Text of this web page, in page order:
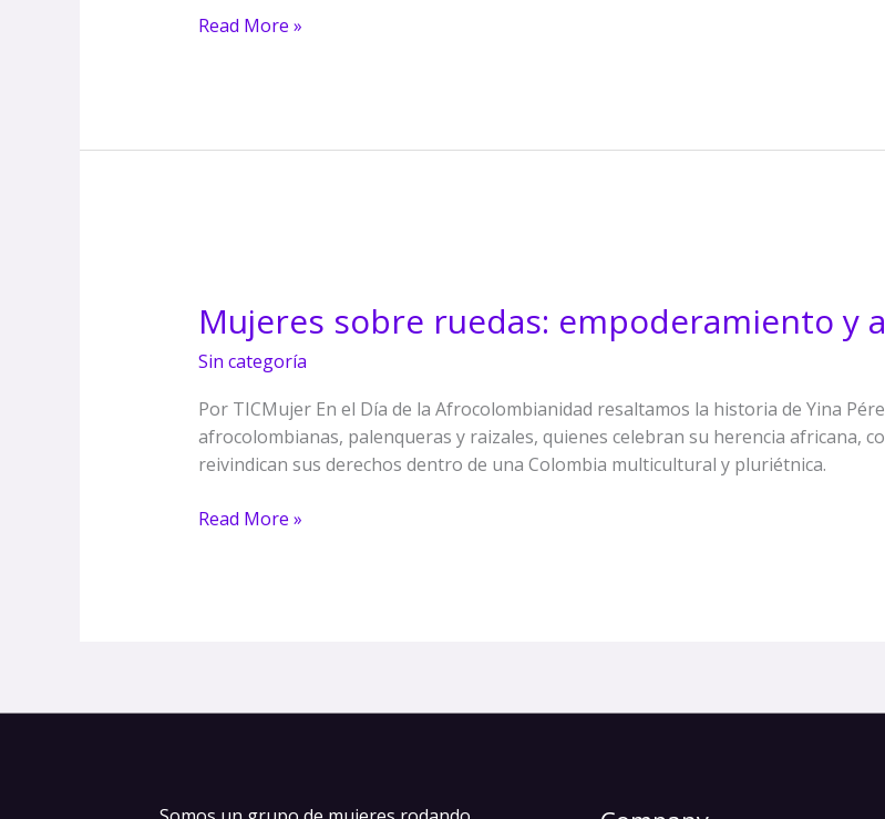
Read More »
Mujeres sobre ruedas: empoderamiento y
Sin categoría
Por TICMujer En el Día de la Afrocolombianidad resaltamos la historia de Yina
afrocolombianas, palenqueras y raizales, quienes celebran su herencia africana,
reivindican sus derechos dentro de una Colombia multicultural y pluriétnica.
ruedas:
empoderamiento
y
digital
Read More »